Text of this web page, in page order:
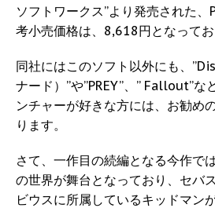
ソフトワークス”より発売された、
考小売価格は、8,618円となってお
同社にはこのソフト以外にも、
ナード）”や”PREY”、” Fallout”な
ンチャーが好きな方には、お勧め
ります。
さて、一作目の続編となる今作で
の世界が舞台となっており、セバ
ビウスに所属しているキッドマン